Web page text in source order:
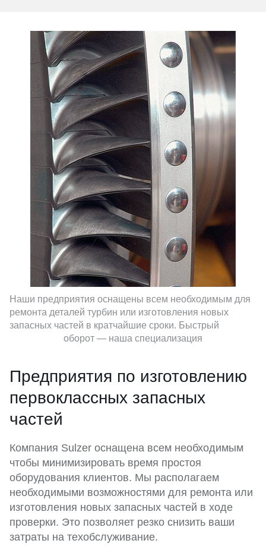
Наши предприятия оснащены всем необходимым для
ремонта деталей турбин или изготовления новых
запасных частей в кратчайшие сроки. Быстрый
оборот — наша специализация
Предприятия по изготовлению
первоклассных запасных
частей
Компания Sulzer оснащена всем необходимым
чтобы минимизировать время простоя
оборудования клиентов. Мы располагаем
необходимыми возможностями для ремонта или
изготовления новых запасных частей в ходе
проверки. Это позволяет резко снизить ваши
затраты на техобслуживание.